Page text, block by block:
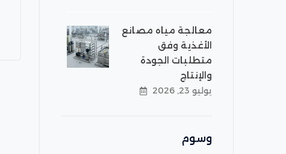
معالجة مياه مصانع
الأغذية وفق
متطلبات الجودة
والإنتاج
يوليو 23, 2026
وسوم